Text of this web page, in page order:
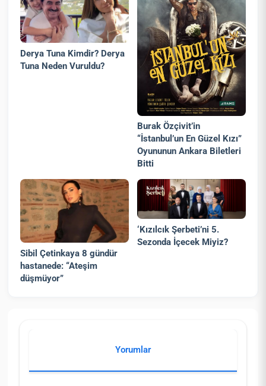
Derya Tuna Kimdir? Derya
Tuna Neden Vuruldu?
Burak Özçivit’in
“İstanbul’un En Güzel Kızı”
Oyununun Ankara Biletleri
Bitti
Sibil Çetinkaya 8 gündür
hastanede: “Ateşim
düşmüyor”
‘Kızılcık Şerbeti’ni 5.
Sezonda İçecek Miyiz?
Yorumlar